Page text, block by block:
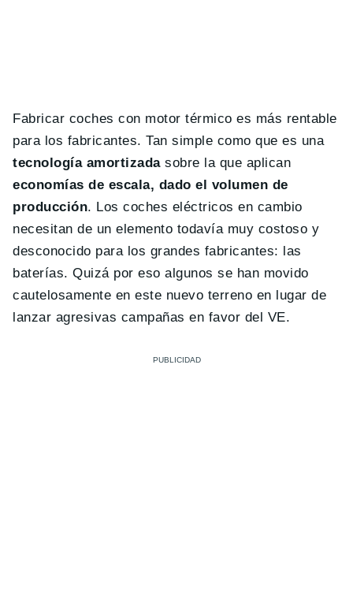
Fabricar coches con motor térmico es más rentable
para los fabricantes. Tan simple como que es una
tecnología amortizadasobre la que aplican
economías de escala, dado el volumen de
producción. Los coches eléctricos en cambio
necesitan de un elemento todavía muy costoso y
desconocido para los grandes fabricantes: las
baterías. Quizá por eso algunos se han movido
cautelosamente en este nuevo terreno en lugar de
lanzar agresivas campañas en favor del VE.